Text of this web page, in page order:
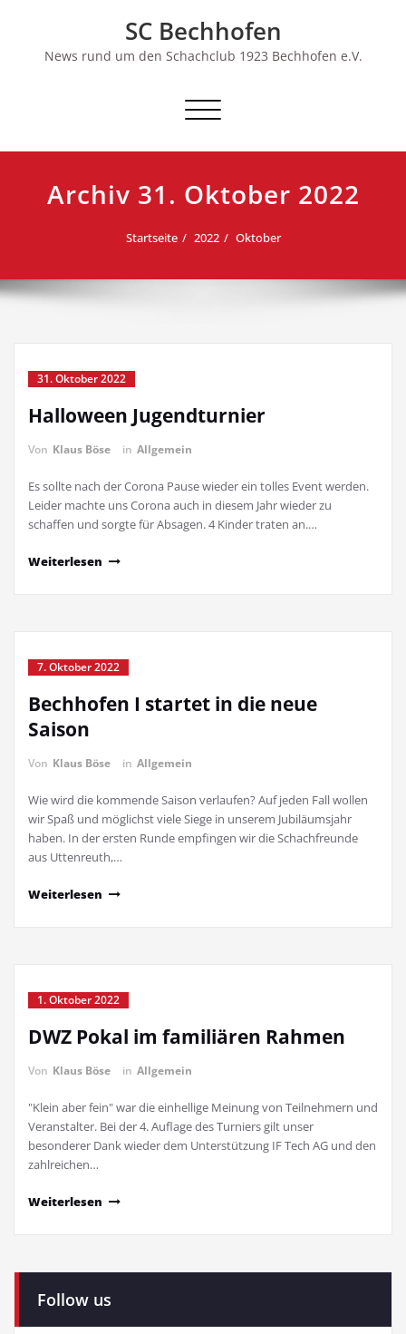
SC Bechhofen
News rund um den Schachclub 1923 Bechhofen e.V.
Schalte
Archiv 31. Oktober 2022
Startseite 2022 Oktober
31. Oktober 2022
Halloween Jugendturnier
Von Klaus Böse in Allgemein
Es sollte nach der Corona Pause wieder ein tolles Event werden.
Leider machte uns Corona auch in diesem Jahr wieder zu
schaffen und sorgte für Absagen. 4 Kinder traten an.…
Weiterlesen
7. Oktober 2022
Bechhofen I startet in die neue
Saison
Von Klaus Böse in Allgemein
Wie wird die kommende Saison verlaufen? Auf jeden Fall wollen
wir Spaß und möglichst viele Siege in unserem Jubiläumsjahr
haben. In der ersten Runde empfingen wir die Schachfreunde
aus Uttenreuth,…
Weiterlesen
1. Oktober 2022
DWZ Pokal im familiären Rahmen
Von Klaus Böse in Allgemein
"Klein aber fein" war die einhellige Meinung von Teilnehmern und
Veranstalter. Bei der 4. Auflage des Turniers gilt unser
besonderer Dank wieder dem Unterstützung IF Tech AG und den
zahlreichen…
Weiterlesen
Follow us